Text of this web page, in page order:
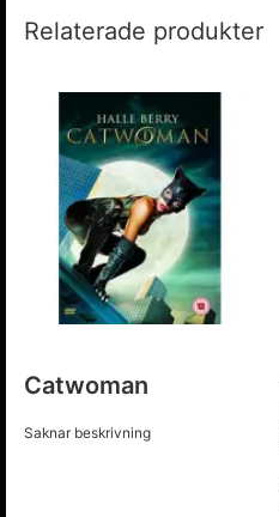
Relaterade produkter
Catwoman
Saknar beskrivning